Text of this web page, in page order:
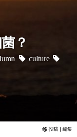
？
culture
投稿 | 編集